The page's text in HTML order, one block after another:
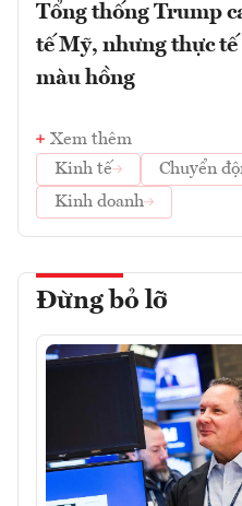
Tổng thống Trump
tế Mỹ, nhưng thực
màu hồng
Xem thêm
Kinh tế
Chuyển
Kinh doanh
Đừng bỏ lỡ